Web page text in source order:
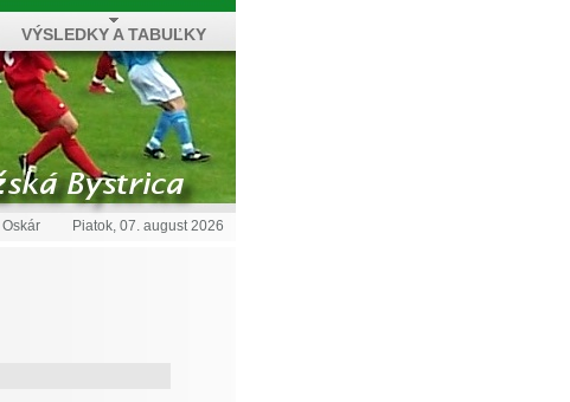
VÝSLEDKY A TABUĽKY
Oskár Piatok, 07. august 2026